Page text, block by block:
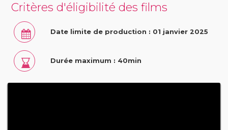
Critères d'éligibilité des films
Date limite de production : 01 janvier 2025
Durée maximum : 40min